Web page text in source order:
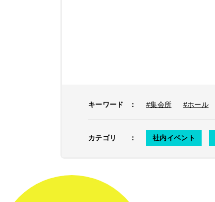
キーワード ： #集会所 #ホール
カテゴリ ： 社内イベント